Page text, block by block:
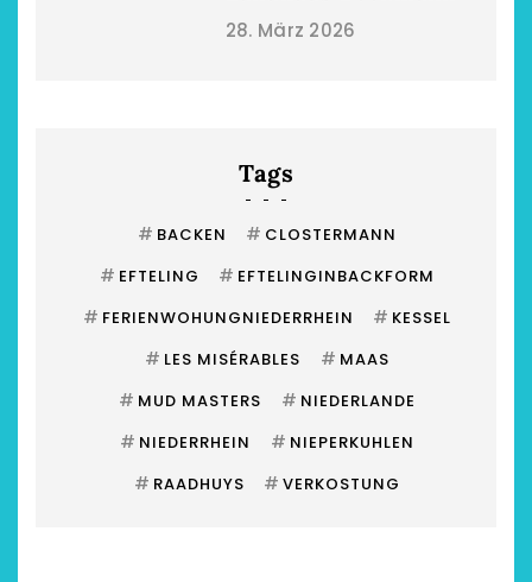
28. März 2026
Tags
# BACKEN # CLOSTERMANN
# EFTELING # EFTELINGINBACKFORM
# FERIENWOHUNGNIEDERRHEIN # KESSEL
# LES MISÉRABLES # MAAS
# MUD MASTERS # NIEDERLANDE
# NIEDERRHEIN # NIEPERKUHLEN
# RAADHUYS # VERKOSTUNG